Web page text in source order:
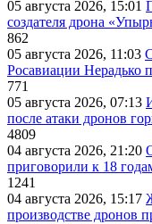
05 августа 2026, 15:01
создателя дрона
862
05 августа 2026, 11:03
Росавиации Нерадько
771
05 августа 2026, 07:13
после атаки дронов
4809
04 августа 2026, 21:20
приговорили к 18
1241
04 августа 2026, 15:17
производстве дронов